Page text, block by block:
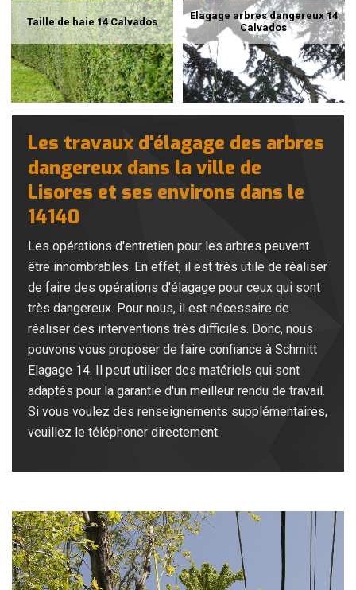
Taille de haie 14 Calvados
Elagage arbres dangereux 14
Calvados
Les travaux d'élagage des arbres
dangereux dans la ville de
Lisores et ses environs dans le
14140
Les opérations d'entretien pour les arbres peuvent
être innombrables. En effet, il est très utile de réaliser
de faire des opérations d'élagage pour ceux qui sont
très dangereux. Pour nous, il est nécessaire de
réaliser des interventions très difficiles. Donc, nous
pouvons vous proposer de faire confiance à Schmitt
Elagage 14. Il peut utiliser des matériels qui sont
adaptés pour la garantie d'un meilleur rendu de travail.
Si vous voulez des renseignements supplémentaires,
veuillez le téléphoner directement.